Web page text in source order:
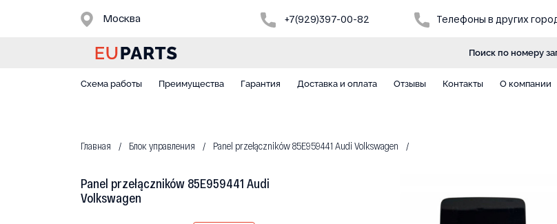
Москва +7(929)397-00-82 Телефоны в других
Поиск по номеру
Схема работы Преимущества Гарантия Доставка и оплата Отзывы Контакты О компании
Главная Блок управления Panel przełączników 85E959441 Audi Volkswagen
Panel przełączników 85E959441 Audi
Volkswagen